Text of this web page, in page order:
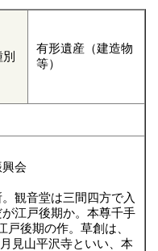
有形遺産（建造物
等）
会
観音堂は三間四方で入
江戸後期か。本尊千手
後期の作。草創は、
見山平沢寺といい、本